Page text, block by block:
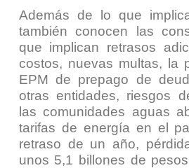
Además de lo que
también conocen las
que implican retrasos
costos, nuevas multas, la
EPM de prepago de
otras entidades, riesgos
las comunidades aguas
tarifas de energía en el
retraso de un año,
unos 5,1 billones de